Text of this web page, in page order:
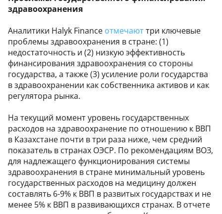
здравоохранения
Аналитики Halyk Finance отмечаюттри ключевые
проблемы здравоохранения в стране: (1)
недостаточность и (2) низкую эффективность
финансирования здравоохранения со стороны
государства, а также (3) усиление роли государства
в здравоохранении как собственника активов и как
регулятора рынка.
На текущий момент уровень государственных
расходов на здравоохранение по отношению к ВВП
в Казахстане почти в три раза ниже, чем средний
показатель в странах ОЭСР. По рекомендациям ВОЗ,
для надлежащего функционирования системы
здравоохранения в стране минимальный уровень
государственных расходов на медицину должен
составлять 6-9% к ВВП в развитых государствах и не
менее 5% к ВВП в развивающихся странах. В отчете